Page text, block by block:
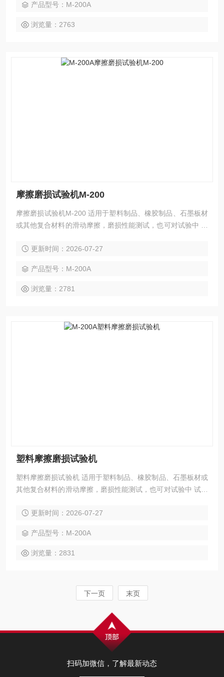
产品型号：M-200A
浏览量：2763
摩擦磨损试验机M-200
摩擦磨损试验机M-200 适用于塑料制品、橡胶制品、石墨板材
或其他复合材料的滑动摩擦，磨损性能测试，也可对试验中 试
更新时间：2026-07-27
产品型号：M-200A
浏览量：2781
塑料摩擦磨损试验机
塑料摩擦磨损试验机 适用于塑料制品、橡胶制品、石墨板材或
其他复合材料的滑动摩擦，磨损性能测试，也可对试验中 试样
更新时间：2026-07-27
产品型号：M-200A
浏览量：2831
下一页 末页
扫码加微信，了解最新动态